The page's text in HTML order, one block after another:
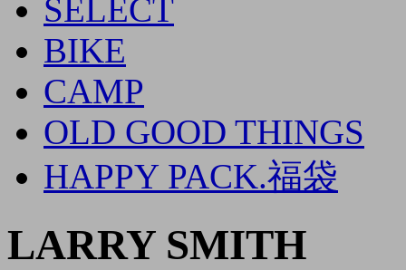
SELECT
BIKE
CAMP
OLD GOOD THINGS
HAPPY PACK.福袋
LARRY SMITH